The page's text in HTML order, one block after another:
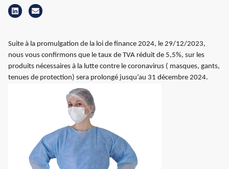
Suite à la promulgation de la loi de finance 2024, le 29/12/2023,
nous vous confirmons que le taux de TVA réduit de 5,5%, sur les
produits nécessaires à la lutte contre le coronavirus ( masques, gants,
tenues de protection) sera prolongé jusqu’au 31 décembre 2024.